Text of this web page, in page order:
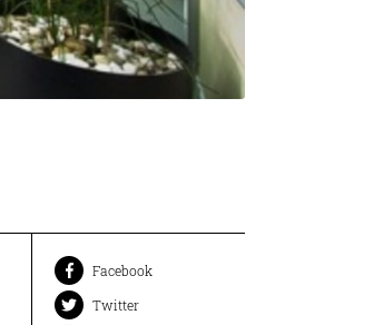
Facebook
Twitter